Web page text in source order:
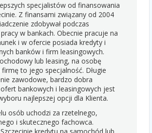
specjalistów od finansowania
Z finansami związany od 2004
zdobywał podczas
w bankach. Obecnie pracuje na
i w ofercie posiada kredyty i
banków i firm leasingowych.
lub leasing, na osobę
to jego specjalność. Długie
zawodowe, bardzo dobra
bankowych i leasingowych jest
najlepszej opcji dla Klienta.
osób uchodzi za rzetelnego,
i skutecznego fachowca.